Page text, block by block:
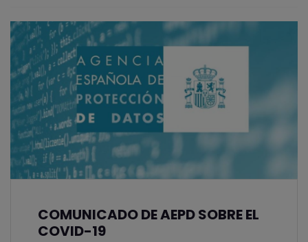
COMUNICADO DE AEPD SOBRE EL
COVID-19